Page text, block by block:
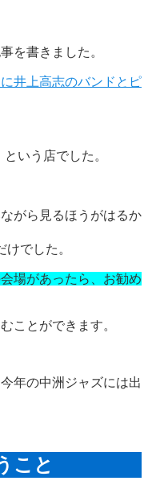
を書きました。
井上高志のバンドとピ
という店でした。
がら見るほうがはるか
でした。
場があったら、お勧め
ことができます。
年の中洲ジャズには出
こと